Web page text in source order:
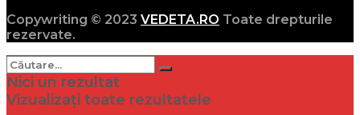
Copywriting © 2023 VEDETA.RO Toate drepturile
rezervate.
Nici un rezultat
Vizualizați toate rezultatele